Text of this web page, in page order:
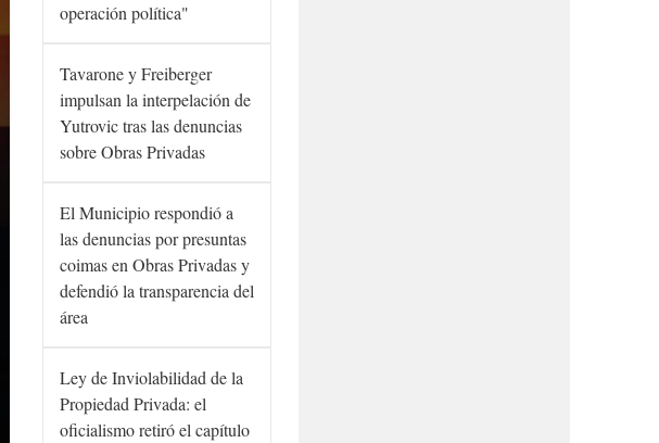
operación política"
Tavarone y Freiberger
impulsan la interpelación de
Yutrovic tras las denuncias
sobre Obras Privadas
El Municipio respondió a
las denuncias por presuntas
coimas en Obras Privadas y
defendió la transparencia del
área
Ley de Inviolabilidad de la
Propiedad Privada: el
oficialismo retiró el capítulo